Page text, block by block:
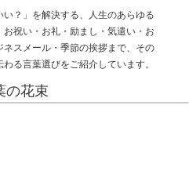
？」を解決する、人生のあらゆる
祝い・お礼・励まし・気遣い・お
スメール・季節の挨拶まで、その
る言葉選びをご紹介しています。
の花束